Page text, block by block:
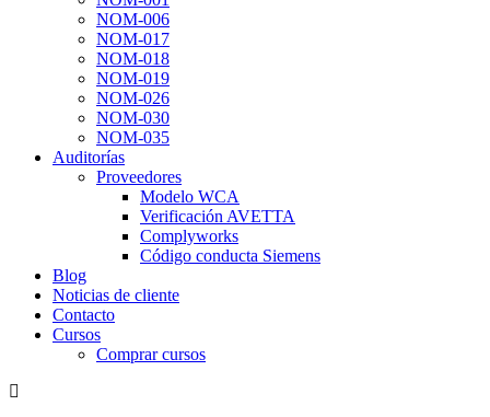
NOM-006
NOM-017
NOM-018
NOM-019
NOM-026
NOM-030
NOM-035
Auditorías
Proveedores
Modelo WCA
Verificación AVETTA
Complyworks
Código conducta Siemens
Blog
Noticias de cliente
Contacto
Cursos
Comprar cursos